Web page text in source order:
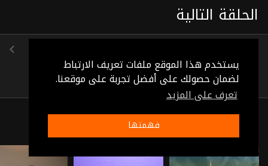
يستخدم هذا الموقع ملفات تعريف الارتباط
لضمان حصولك على أفضل تجربة على موقعنا.
تعرف على المزيد
فهمتها
الحلقة التالية
(0:00:51)